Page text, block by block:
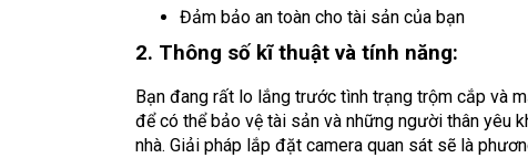
Đảm bảo an toàn cho tài sản của bạn
2. Thông số kĩ thuật và tính năng:
Bạn đang rất lo lắng trước tình trạng trộm cắp và
để có thể bảo vệ tài sản và những người thân yêu
nhà. Giải pháp lắp đặt camera quan sát sẽ là